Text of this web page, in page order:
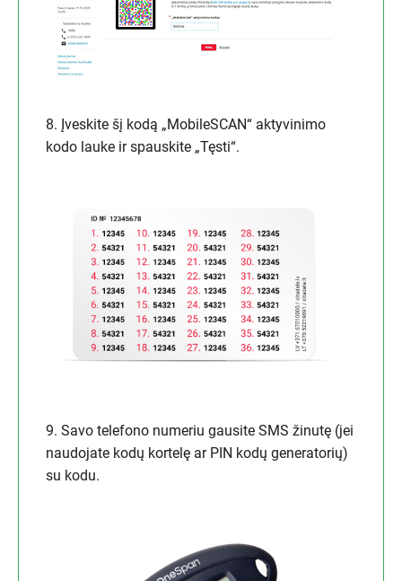
8. Įveskite šį kodą „MobileSCAN“ aktyvinimo
kodo lauke ir spauskite „Tęsti“.
9. Savo telefono numeriu gausite SMS žinutę (jei
naudojate kodų kortelę ar PIN kodų generatorių)
su kodu.